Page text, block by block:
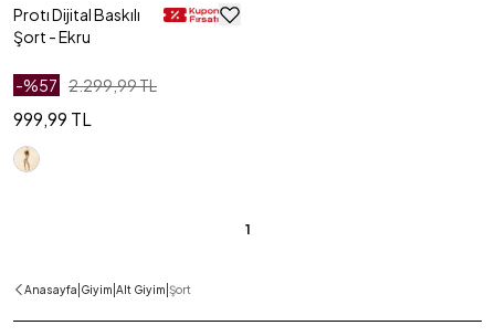
Protı Dijital Baskılı
Şort - Ekru
-%57 2.299,99 TL
999,99 TL
1
Anasayfa Giyim Alt Giyim Şort